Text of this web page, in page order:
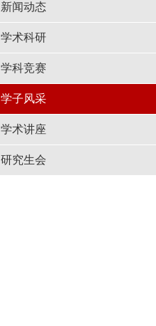
新闻动态
学术科研
学科竞赛
学子风采
学术讲座
研究生会